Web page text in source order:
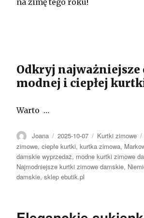
Odkryj najważniejsze
modnej i ciepłej
Warto …
Autor
Joana Opublikowano
2025-10-07 Kategorie
Kurtki zimowe
zimowe,ciepłe kurtki,kurtka zimowa,
damskie wyprzedaż, modne kurtki zimowe
Najmodniejsze kurtki zimowe damskie,
damskie,sklep ebutik.pl